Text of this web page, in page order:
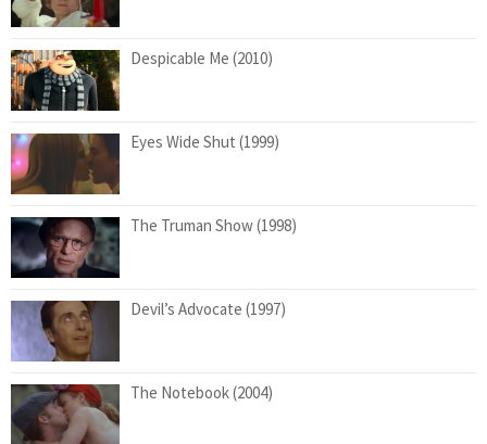
Despicable Me (2010)
Eyes Wide Shut (1999)
The Truman Show (1998)
Devil’s Advocate (1997)
The Notebook (2004)